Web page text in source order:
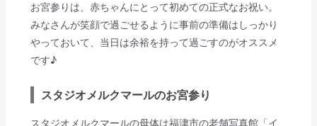
お宮参りは、赤ちゃんにとって初めての正式なお祝い。
みなさんが笑顔で過ごせるように事前の準備はしっかり
やっておいて、当日は余裕を持って過ごすのがオススメ
です♪
スタジオメルクマールのお宮参り
スタジオメルクマールの母体は福津市の老舗写真館「イ